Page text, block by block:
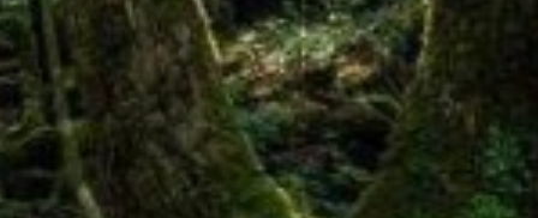
特集｜Harvest Times
「特集」
「至福の逸品」
デジタルブック
箱根甲子園
東海エリア
熱海伊豆山
天城高原